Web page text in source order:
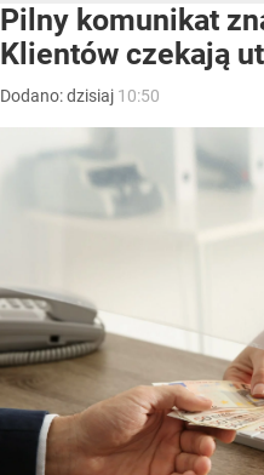
Pilny komunikat
Klientów czekają
Dodano:dzisiaj 10:50